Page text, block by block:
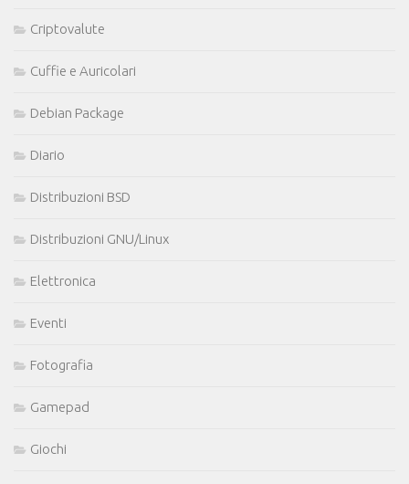
Criptovalute
Cuffie e Auricolari
Debian Package
Diario
Distribuzioni BSD
Distribuzioni GNU/Linux
Elettronica
Eventi
Fotografia
Gamepad
Giochi